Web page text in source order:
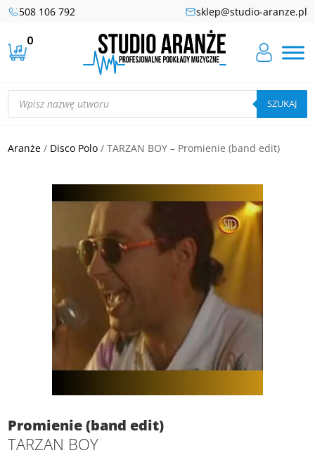
508 106 792 sklep@studio-aranze.pl
0
Wyszukiwarka
produktów SZUKAJ
Aranże / Disco Polo / TARZAN BOY – Promienie (band edit)
Promienie (band edit)
TARZAN BOY